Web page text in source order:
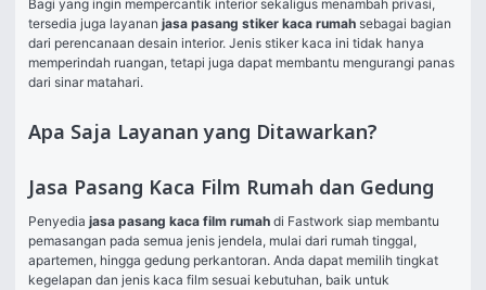
Bagi yang ingin mempercantik interior sekaligus menambah privasi,
tersedia juga layanan jasa pasang stiker kaca rumah sebagai bagian
dari perencanaan desain interior. Jenis stiker kaca ini tidak hanya
memperindah ruangan, tetapi juga dapat membantu mengurangi panas
dari sinar matahari.
Apa Saja Layanan yang Ditawarkan?
Jasa Pasang Kaca Film Rumah dan Gedung
Penyedia jasa pasang kaca film rumah di Fastwork siap membantu
pemasangan pada semua jenis jendela, mulai dari rumah tinggal,
apartemen, hingga gedung perkantoran. Anda dapat memilih tingkat
kegelapan dan jenis kaca film sesuai kebutuhan, baik untuk